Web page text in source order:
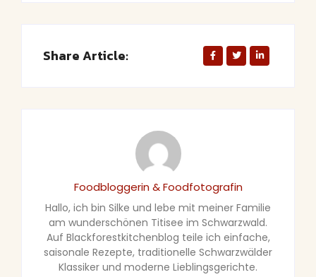
Share Article:
Foodbloggerin & Foodfotografin
Hallo, ich bin Silke und lebe mit meiner Familie
am wunderschönen Titisee im Schwarzwald.
Auf Blackforestkitchenblog teile ich einfache,
saisonale Rezepte, traditionelle Schwarzwälder
Klassiker und moderne Lieblingsgerichte.